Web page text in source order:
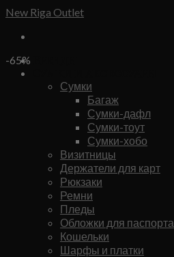
Skip
content
New Riga Outlet
Сумки
Багаж
Сумки-дафл
Сумки-тоут
Сумки-хобо
Визитницы
Держатели для карт
Рюкзаки
Ремни
Пледы
Обложки для паспорта
Кошельки
Шарфы и платки
-65%